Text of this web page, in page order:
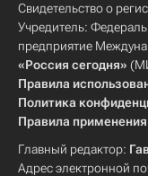
Свидетельство о
Учредитель:
предприятие
«Россия сегодня»
Правила
Политика
Правила
Главный редактор:
Адрес электронной